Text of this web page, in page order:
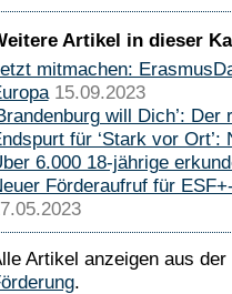
Artikel in dieser
mitmachen:
15.09.2023
will Dich’:
für ‘Stark vor
6.000 18-jährige
Förderaufruf für
Artikel anzeigen aus
.